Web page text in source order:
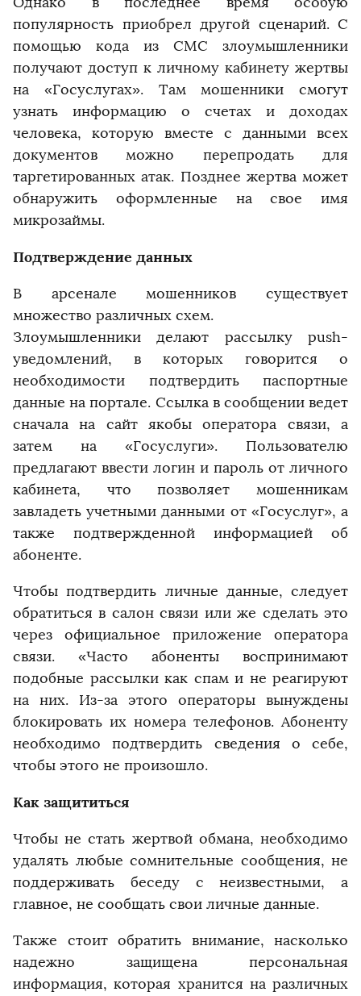
популярность приобрел другой сценарий. С
помощью кода из СМС злоумышленники
получают доступ к личному кабинету жертвы
на «Госуслугах». Там мошенники смогут
узнать информацию о счетах и доходах
человека, которую вместе с данными всех
документов можно перепродать для
таргетированных атак. Позднее жертва может
обнаружить оформленные на свое имя
микрозаймы.
Подтверждение данных
В арсенале мошенников существует
множество различных схем.
Злоумышленники делают рассылку push-
уведомлений, в которых говорится о
необходимости подтвердить паспортные
данные на портале. Ссылка в сообщении ведет
сначала на сайт якобы оператора связи, а
затем на «Госуслуги». Пользователю
предлагают ввести логин и пароль от личного
кабинета, что позволяет мошенникам
завладеть учетными данными от «Госуслуг», а
также подтвержденной информацией об
абоненте.
Чтобы подтвердить личные данные, следует
обратиться в салон связи или же сделать это
через официальное приложение оператора
связи. «Часто абоненты воспринимают
подобные рассылки как спам и не реагируют
на них. Из-за этого операторы вынуждены
блокировать их номера телефонов. Абоненту
необходимо подтвердить сведения о себе,
чтобы этого не произошло.
Как защититься
Чтобы не стать жертвой обмана, необходимо
удалять любые сомнительные сообщения, не
поддерживать беседу с неизвестными, а
главное, не сообщать свои личные данные.
Также стоит обратить внимание, насколько
надежно защищена персональная
информация, которая хранится на различных